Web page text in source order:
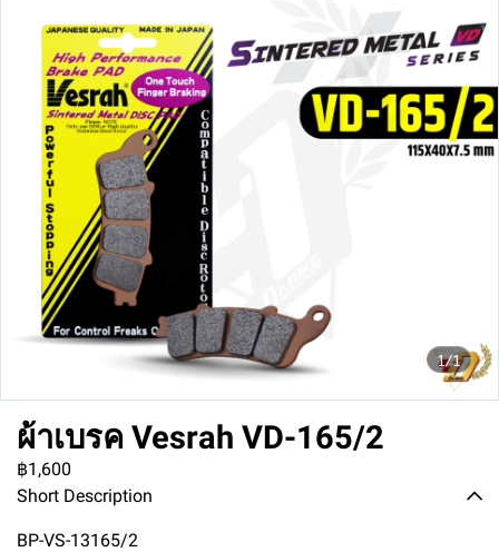
1/1
ผ้าเบรค Vesrah VD-165/2
฿1,600
Short Description
BP-VS-13165/2